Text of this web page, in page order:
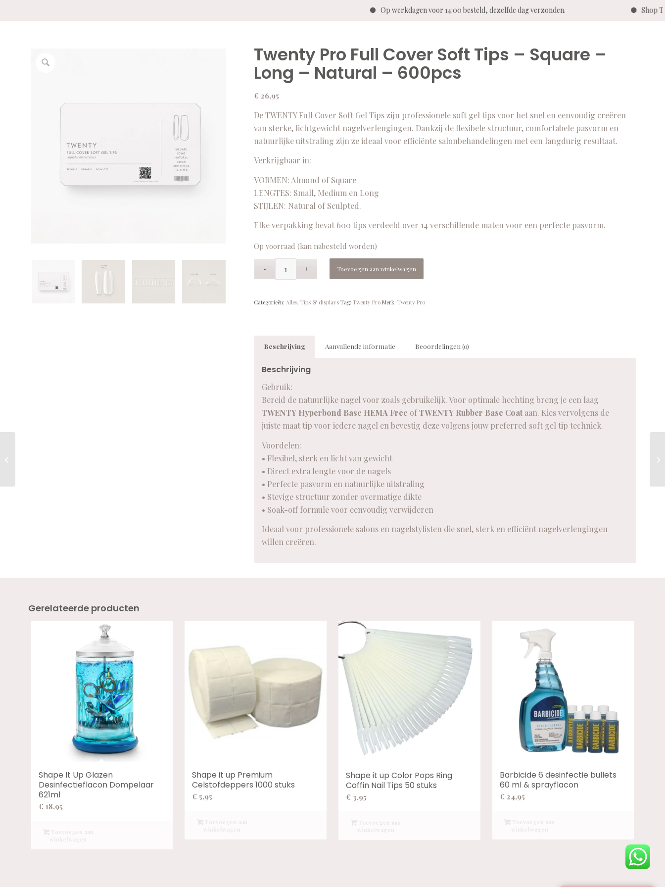
Op werkdagen voor 14:00 besteld, dezelfde dag verzonden. Shop
Twenty Pro Full Cover Soft Tips – Square –
Long – Natural – 600pcs
€ 26,95
De TWENTY Full Cover Soft Gel Tips zijn professionele soft gel tips voor het snel en eenvoudig creëren
van sterke, lichtgewicht nagelverlengingen. Dankzij de flexibele structuur, comfortabele pasvorm en
natuurlijke uitstraling zijn ze ideaal voor efficiënte salonbehandelingen met een langdurig resultaat.
Verkrijgbaar in:
VORMEN: Almond of Square
LENGTES: Small, Medium en Long
STIJLEN: Natural of Sculpted.
Elke verpakking bevat 600 tips verdeeld over 14 verschillende maten voor een perfecte pasvorm.
Op voorraad (kan nabesteld worden)
Toevoegen aan winkelwagen
Categorieën: Alles, Tips & displays Tag: Twenty Pro Merk: Twenty Pro
Beschrijving Aanvullende informatie Beoordelingen (0)
Beschrijving
Gebruik:
Bereid de natuurlijke nagel voor zoals gebruikelijk. Voor optimale hechting breng je een laag
TWENTY Hyperbond Base HEMA Free ofTWENTY Rubber Base Coataan. Kies vervolgens de
juiste maat tip voor iedere nagel en bevestig deze volgens jouw preferred soft gel tip techniek.
Voordelen:
• Flexibel, sterk en licht van gewicht
• Direct extra lengte voor de nagels
• Perfecte pasvorm en natuurlijke uitstraling
• Stevige structuur zonder overmatige dikte
• Soak-off formule voor eenvoudig verwijderen
Ideaal voor professionele salons en nagelstylisten die snel, sterk en efficiënt nagelverlengingen
willen creëren.
Gerelateerde producten
Shape It Up Glazen
Desinfectieflacon Dompelaar
621ml
€ 18,95
Shape it up Premium
Celstofdeppers 1000 stuks
€ 5,95
Shape it up Color Pops Ring
Coffin Nail Tips 50 stuks
€ 3,95
Barbicide 6 desinfectie bullets
60 ml & sprayflacon
€ 24,95